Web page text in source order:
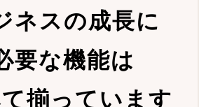
ネスの成長に
要な機能は
揃っています